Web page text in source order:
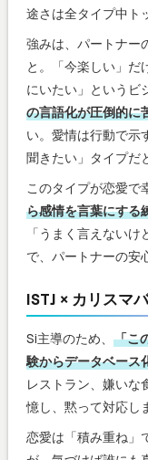
途さは全タイプ中ト
強みは、パートナー
と。「今楽しい」だ
にいたい」というビ
の言語化が圧倒的に
い。愛情は行動で示
聞きたい」タイプだ
このタイプが恋愛で
ら感情を言葉にする
「うまく言えない
で、パートナーの安
ISTJ × カリスマ
Si主導のため、 「こ
験からデータベース
レストラン、嫌いな
憶し、黙って対応し
恋愛は「積み重ね」